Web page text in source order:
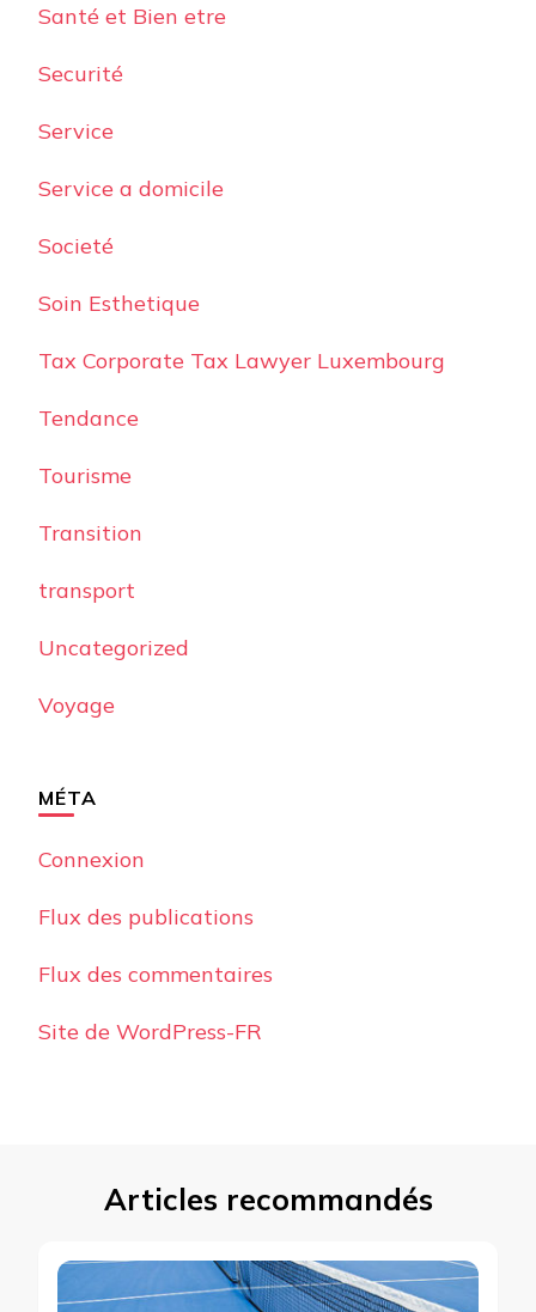
Santé et Bien etre
Securité
Service
Service a domicile
Societé
Soin Esthetique
Tax Corporate Tax Lawyer Luxembourg
Tendance
Tourisme
Transition
transport
Uncategorized
Voyage
MÉTA
Connexion
Flux des publications
Flux des commentaires
Site de WordPress-FR
Articles recommandés